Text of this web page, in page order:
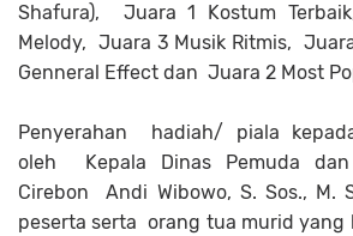
Shafura), Juara 1 Kostum
Melody, Juara 3 Musik Ritmis,
Genneral Effect dan Juara 2 Most
Penyerahan hadiah/ piala
oleh Kepala Dinas Pemuda
Cirebon Andi Wibowo, S. Sos., M.
peserta serta orang tua murid yang